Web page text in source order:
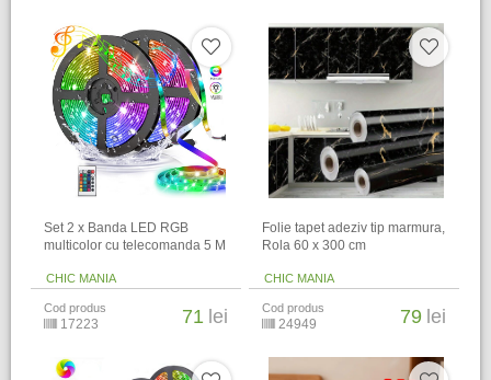
Set 2 x Banda LED RGB
multicolor cu telecomanda 5 M
CHIC MANIA
Cod produs
17223 71 lei
Folie tapet adeziv tip marmura,
Rola 60 x 300 cm
CHIC MANIA
Cod produs
24949 79 lei